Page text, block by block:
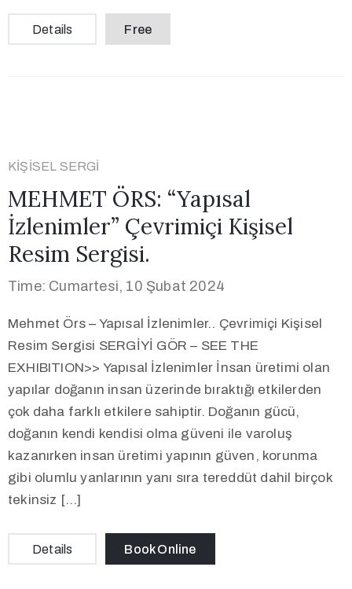
Details Free
KIŞISEL SERGI
MEHMET ÖRS: “Yapısal
İzlenimler” Çevrimiçi Kişisel
Resim Sergisi.
Time: Cumartesi, 10 Şubat 2024
Mehmet Örs – Yapısal İzlenimler.. Çevrimiçi Kişisel
Resim Sergisi SERGİYİ GÖR – SEE THE
EXHIBITION>> Yapısal İzlenimler İnsan üretimi olan
yapılar doğanın insan üzerinde bıraktığı etkilerden
çok daha farklı etkilere sahiptir. Doğanın gücü,
doğanın kendi kendisi olma güveni ile varoluş
kazanırken insan üretimi yapının güven, korunma
gibi olumlu yanlarının yanı sıra tereddüt dahil birçok
tekinsiz […]
Details Book Online